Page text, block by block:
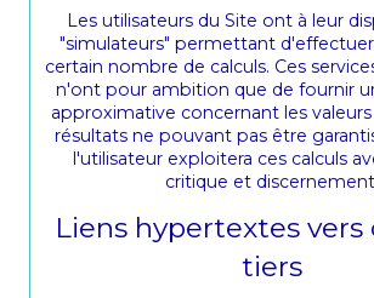
Les utilisateurs du Site ont à leur
"simulateurs" permettant
certain nombre de calculs. Ces
n'ont pour ambition que de fournir
approximative concernant les valeurs
résultats ne pouvant pas être
l'utilisateur exploitera ces calculs
critique et
Liens hypertextes vers
tiers